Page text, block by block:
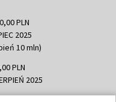
PLN
2025
10 mln)
PLN
2025